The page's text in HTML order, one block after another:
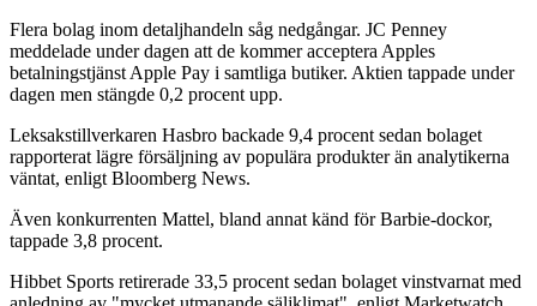
Flera bolag inom detaljhandeln såg nedgångar. JC Penney
meddelade under dagen att de kommer acceptera Apples
betalningstjänst Apple Pay i samtliga butiker. Aktien tappade under
dagen men stängde 0,2 procent upp.
Leksakstillverkaren Hasbro backade 9,4 procent sedan bolaget
rapporterat lägre försäljning av populära produkter än analytikerna
väntat, enligt Bloomberg News.
Även konkurrenten Mattel, bland annat känd för Barbie-dockor,
tappade 3,8 procent.
Hibbet Sports retirerade 33,5 procent sedan bolaget vinstvarnat med